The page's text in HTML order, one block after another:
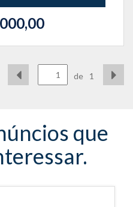
de 1
que